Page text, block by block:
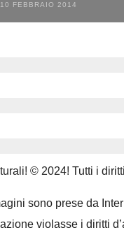
FEBBRAIO 2014
© 2024! Tutti i
sono prese da
violasse i diritti